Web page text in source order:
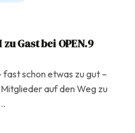
Gast bei OPEN.9
schon etwas zu gut –
auf den Weg zu